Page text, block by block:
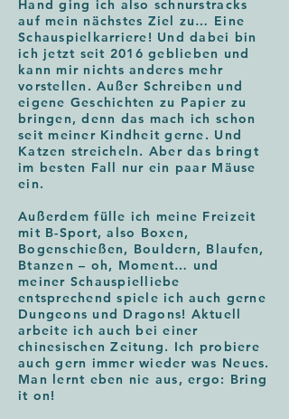
Hand ging ich also schnurstracks
auf mein nächstes Ziel zu… Eine
Schauspielkarriere! Und dabei bin
ich jetzt seit 2016 geblieben und
kann mir nichts anderes mehr
vorstellen. Außer Schreiben und
eigene Geschichten zu Papier zu
bringen, denn das mach ich schon
seit meiner Kindheit gerne. Und
Katzen streicheln. Aber das bringt
im besten Fall nur ein paar Mäuse
ein.
Außerdem fülle ich meine Freizeit
mit B-Sport, also Boxen,
Bogenschießen, Bouldern, Blaufen,
Btanzen – oh, Moment… und
meiner Schauspielliebe
entsprechend spiele ich auch gerne
Dungeons und Dragons! Aktuell
arbeite ich auch bei einer
chinesischen Zeitung. Ich probiere
auch gern immer wieder was Neues.
Man lernt eben nie aus, ergo: Bring
it on!